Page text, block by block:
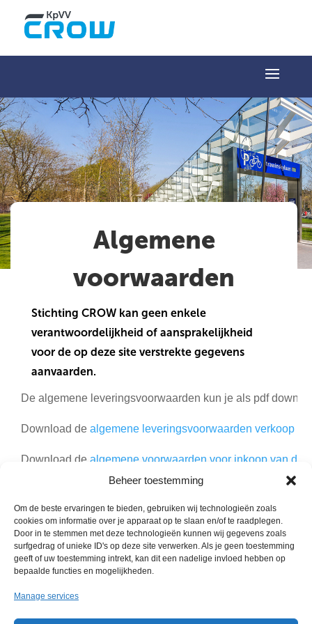
Beheer toestemming
Om de beste ervaringen te bieden, gebruiken wij technologieën zoals
cookies om informatie over je apparaat op te slaan en/of te raadplegen.
Door in te stemmen met deze technologieën kunnen wij gegevens zoals
surfgedrag of unieke ID's op deze site verwerken. Als je geen toestemming
geeft of uw toestemming intrekt, kan dit een nadelige invloed hebben op
bepaalde functies en mogelijkheden.
Manage services
Algemene
voorwaarden
Stichting CROW kan geen enkele
verantwoordelijkheid of aansprakelijkheid
voor de op deze site verstrekte gegevens
aanvaarden.
De algemene leveringsvoorwaarden kun je als pdf
Download de algemene leveringsvoorwaarden verkoop
Download de algemene voorwaarden voor inkoop van
factuurvoorwaarden CROW.